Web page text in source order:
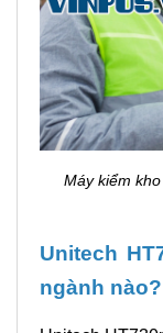
Máy kiểm
Unitech
ngành nào?